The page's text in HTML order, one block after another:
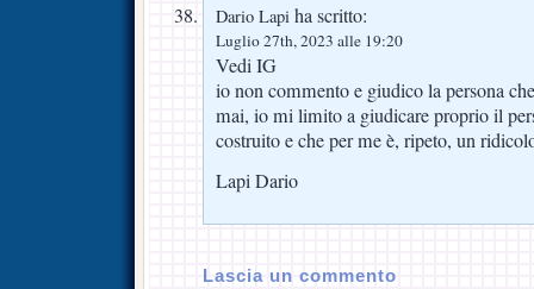
Dario Lapi ha scritto:
Luglio 27th, 2023 alle 19:20
Vedi IG
io non commento e giudico la persona
mai, io mi limito a giudicare proprio il
costruito e che per me è, ripeto, un
Lapi Dario
Lascia un commento